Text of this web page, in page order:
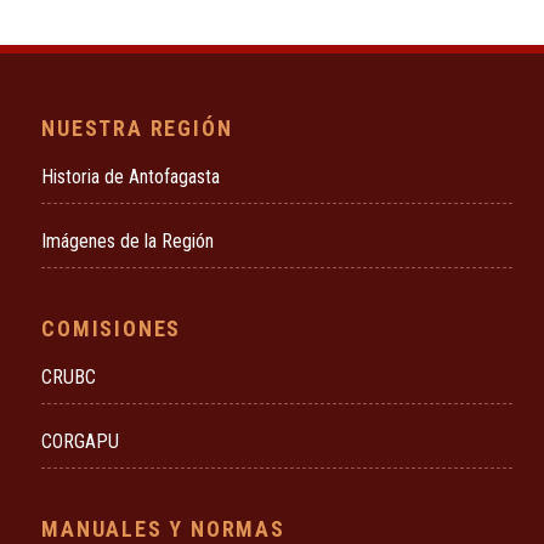
NUESTRA REGIÓN
Historia de Antofagasta
Imágenes de la Región
COMISIONES
CRUBC
CORGAPU
MANUALES Y NORMAS